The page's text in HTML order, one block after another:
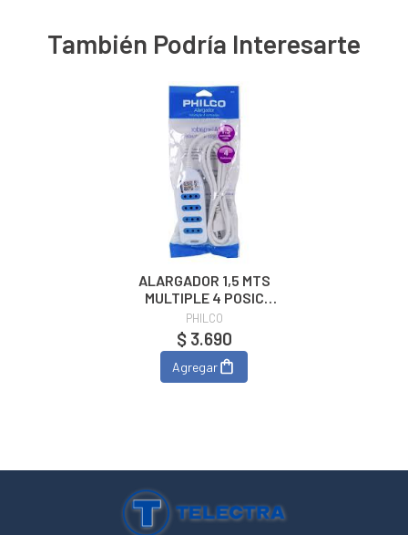
También Podría Interesarte
ALARGADOR 1,5 MTS
MULTIPLE 4 POSIC
(PHILCO) Blanco
PHILCO
$ 3.690
Agregar